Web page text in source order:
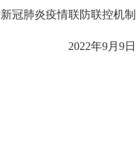
冠肺炎疫情联防联控机制
2022年9月9日